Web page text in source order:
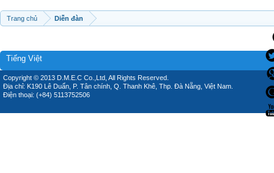
Trang chủ Diễn đàn
Tiếng Việt
Copyright © 2013 D.M.E.C Co.,Ltd, All Rights Reserved.
Địa chỉ: K190 Lê Duẩn, P. Tân chính, Q. Thanh Khê, Thp. Đà Nẵng, Việt Nam.
Điện thoại: (+84) 5113752506